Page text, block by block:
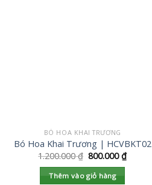
BÓ HOA KHAI TRƯƠNG
Bó Hoa Khai Trương | HCVBKT02
1.200.000₫ 800.000₫
Thêm vào giỏ hàng